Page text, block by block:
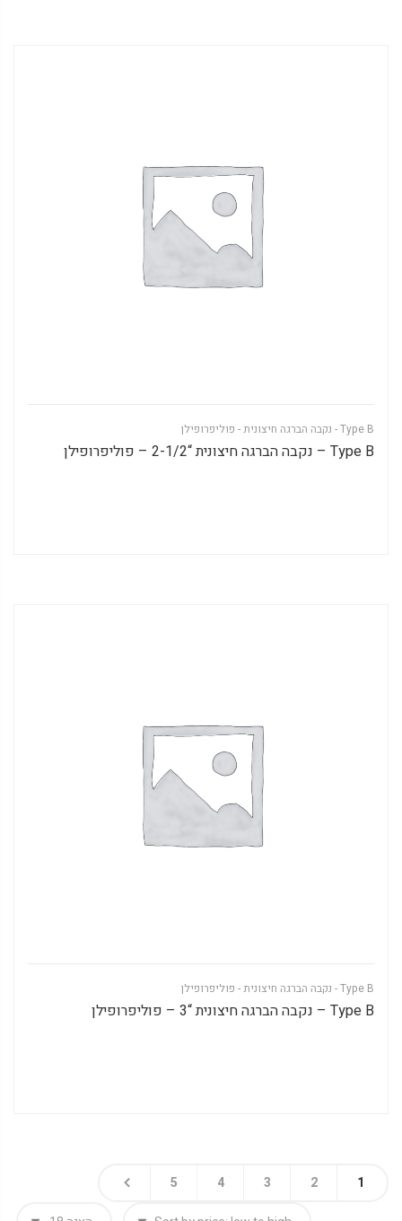
Type B - נקבה הברגה חיצונית - פוליפרופילן
Type B – נקבה הברגה חיצונית “2-1/2 – פוליפרופילן
Type B - נקבה הברגה חיצונית - פוליפרופילן
Type B – נקבה הברגה חיצונית “3 – פוליפרופילן
1
2
3
4
5